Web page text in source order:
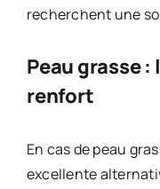
recherchent une
Peau grasse :
renfort
En cas de peau
excellente